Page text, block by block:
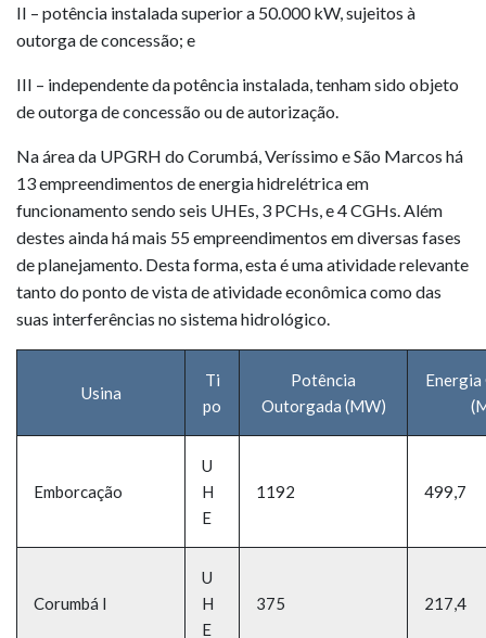
II – potência instalada superior a 50.000 kW, sujeitos à
outorga de concessão; e
III – independente da potência instalada, tenham sido objeto
de outorga de concessão ou de autorização.
Na área da UPGRH do Corumbá, Veríssimo e São Marcos há
13 empreendimentos de energia hidrelétrica em
funcionamento sendo seis UHEs, 3 PCHs, e 4 CGHs. Além
destes ainda há mais 55 empreendimentos em diversas fases
de planejamento. Desta forma, esta é uma atividade relevante
tanto do ponto de vista de atividade econômica como das
suas interferências no sistema hidrológico.
Usina
Ti
po
Potência
Outorgada (MW)
Emborcação
U
H
E
1192 499,7
Corumbá I
U
H
E
375 217,4